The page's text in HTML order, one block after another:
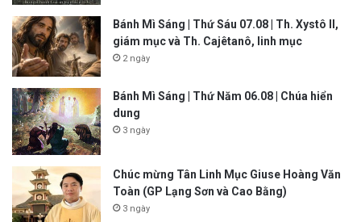
Bánh Mì Sáng | Thứ Sáu 07.08 | Th. Xystô II,
giám mục và Th. Cajêtanô, linh mục
2 ngày
Bánh Mì Sáng | Thứ Năm 06.08 | Chúa hiển
dung
3 ngày
Chúc mừng Tân Linh Mục Giuse Hoàng Văn
Toàn (GP Lạng Sơn và Cao Bằng)
3 ngày